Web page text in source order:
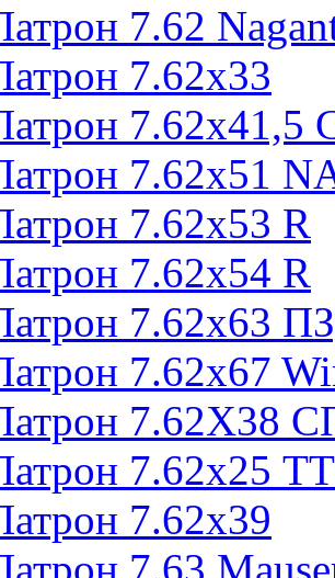
7.62
7.62x33
7.62x41,5
7.62x51
7.62x53 R
7.62x54 R
7.62x63
7.62x67
7.62Х38
7.62х25 TT
7.62х39
7.63